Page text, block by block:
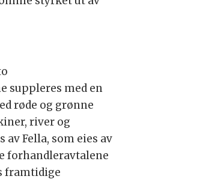
suppleres med en
røde og grønne
river og
av Fella, som eies av
forhandleravtalene
framtidige